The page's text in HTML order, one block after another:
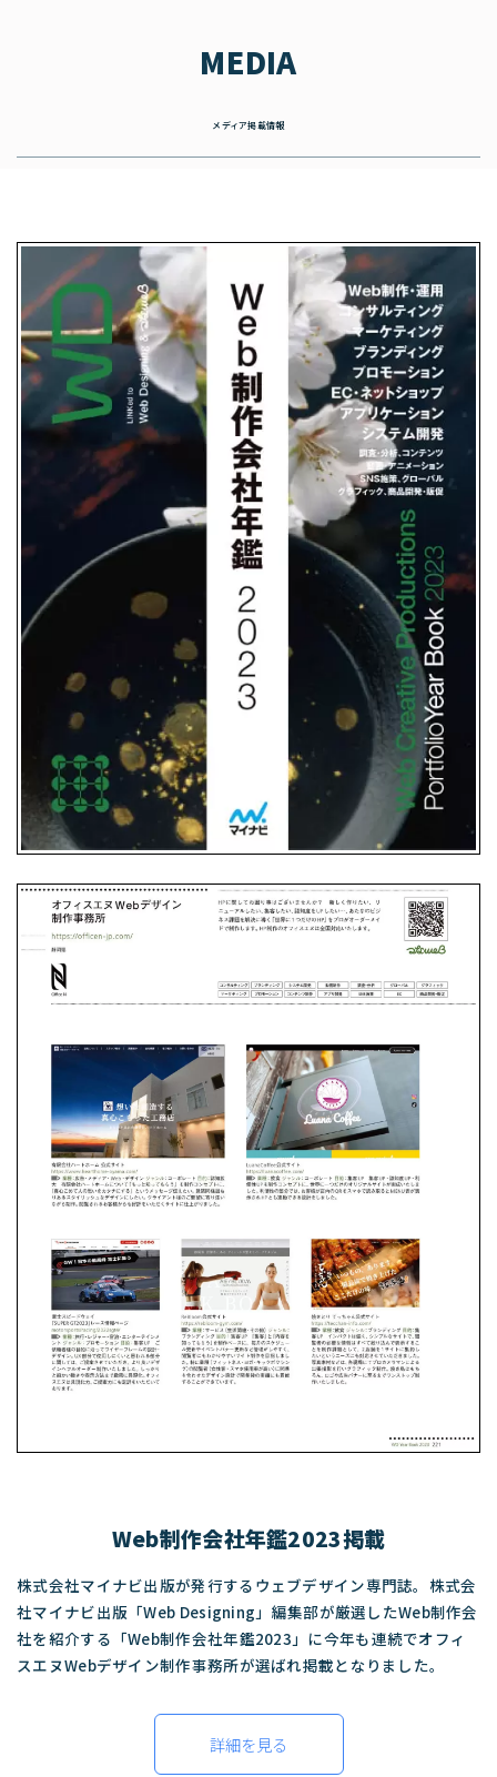
MEDIA
メディア掲載情報
Web制作会社年鑑2023掲載
株式会社マイナビ出版が発行するウェブデザイン専門誌。株式会
社マイナビ出版「Web Designing」編集部が厳選したWeb制作会
社を紹介する「Web制作会社年鑑2023」に今年も連続でオフィ
スエヌWebデザイン制作事務所が選ばれ掲載となりました。
詳細を見る